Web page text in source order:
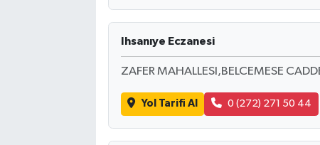
Ihsanıye Eczanesi
ZAFER MAHALLESI,BELCEMESE
Yol Tarifi Al 0 (272) 271 50 44